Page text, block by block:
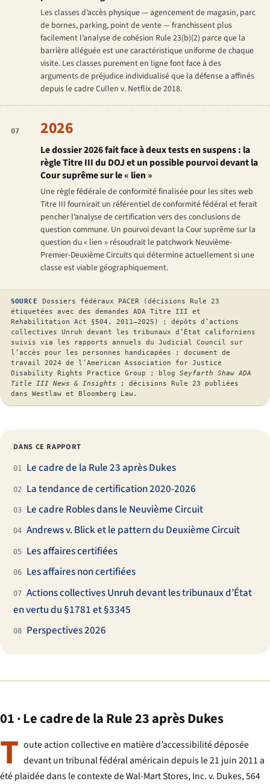
Les classes d’accès physique — agencement de magasin, parc
de bornes, parking, point de vente — franchissent plus
facilement l’analyse de cohésion Rule 23(b)(2) parce que la
barrière alléguée est une caractéristique uniforme de chaque
visite. Les classes purement en ligne font face à des
arguments de préjudice individualisé que la défense a affinés
depuis le cadreCullen v. Netflixde 2018.
07 2026
Le dossier 2026 fait face à deux tests en suspens : la
règle Titre III du DOJ et un possible pourvoi devant la
Cour suprême sur le « lien »
Une règle fédérale de conformité finalisée pour les sites web
Titre III fournirait un référentiel de conformité fédéral et ferait
pencher l’analyse de certification vers des conclusions de
question commune. Un pourvoi devant la Cour suprême sur la
question du « lien » résoudrait le patchwork Neuvième-
Premier-Deuxième Circuits qui détermine actuellement si une
classe est viable géographiquement.
SOURCE
Dossiers fédéraux PACER (décisions Rule 23
étiquetées avec des demandes ADA Titre III et
Rehabilitation Act §504, 2011–2025) ; dépôts d’actions
collectives Unruh devant les tribunaux d’État californiens
suivis via les rapports annuels du Judicial Council sur
l’accès pour les personnes handicapées ; document de
travail 2024 de l’American Association for Justice
Disability Rights Practice Group ; blog Seyfarth Shaw ADA
Title III News & Insights ; décisions Rule 23 publiées
dans Westlaw et Bloomberg Law.
DANS CE RAPPORT
01 Le cadre de la Rule 23 après Dukes
02 La tendance de certification 2020-2026
03 Le cadre Robles dans le Neuvième Circuit
04 Andrews v. Blick et le pattern du Deuxième Circuit
05 Les affaires certifiées
06 Les affaires non certifiées
07 Actions collectives Unruh devant les tribunaux d’État
en vertu du §1781 et §3345
08 Perspectives 2026
01 · Le cadre de la Rule 23 après Dukes
T oute action collective en matière d’accessibilité déposée
devant un tribunal fédéral américain depuis le 21 juin 2011 a
été plaidée dans le contexte deWal-Mart Stores, Inc. v. Dukes, 564